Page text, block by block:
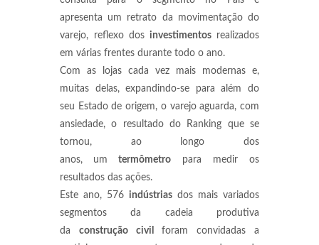
apresenta um retrato da movimentação do
varejo, reflexo dos investimentosrealizados
em várias frentes durante todo o ano.
Com as lojas cada vez mais modernas e,
muitas delas, expandindo-se para além do
seu Estado de origem, o varejo aguarda, com
ansiedade, o resultado do Ranking que se
tornou, ao longo dos
anos,
um termômetro para medir os
resultados das ações.
Este ano, 576 indústrias dos mais variados
segmentos da cadeia produtiva
da construção civil
foram convidadas a